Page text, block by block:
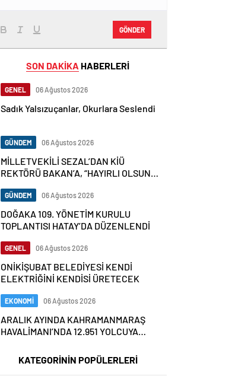
GÖNDER
SON DAKİKA HABERLERİ
GENEL 06 Ağustos 2026
Sadık Yalsızuçanlar, Okurlara Seslendi
GÜNDEM 06 Ağustos 2026
MİLLETVEKİLİ SEZAL’DAN KİÜ
REKTÖRÜ BAKAN’A, “HAYIRLI OLSUN”
GÜNDEM 06 Ağustos 2026
DOĞAKA 109. YÖNETİM KURULU
TOPLANTISI HATAY’DA DÜZENLENDİ
GENEL 06 Ağustos 2026
ONİKİŞUBAT BELEDİYESİ KENDİ
ELEKTRİĞİNİ KENDİSİ ÜRETECEK
EKONOMİ 06 Ağustos 2026
ARALIK AYINDA KAHRAMANMARAŞ
HAVALİMANI’NDA 12.951 YOLCUYA
KATEGORİNİN POPÜLERLERİ